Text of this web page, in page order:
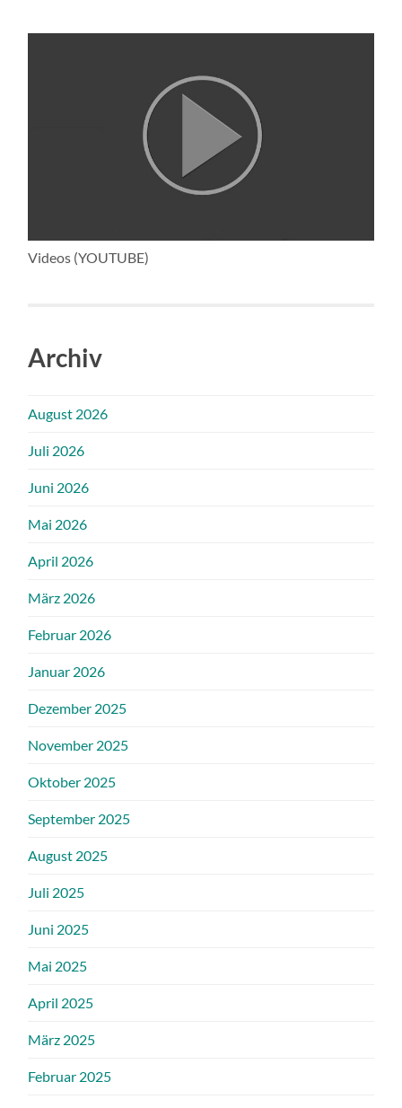
Videos (YOUTUBE)
Archiv
August 2026
Juli 2026
Juni 2026
Mai 2026
April 2026
März 2026
Februar 2026
Januar 2026
Dezember 2025
November 2025
Oktober 2025
September 2025
August 2025
Juli 2025
Juni 2025
Mai 2025
April 2025
März 2025
Februar 2025